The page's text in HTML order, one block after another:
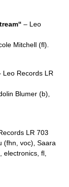
– Leo
Mitchell (fl).
Leo Records LR
Blumer (b),
LR 703
(fhn, voc), Saara
electronics, fl,